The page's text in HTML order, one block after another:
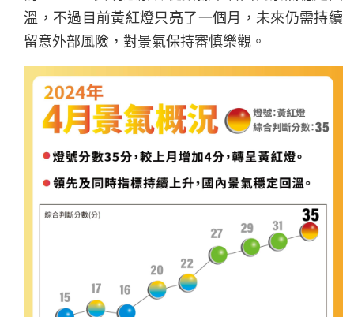
溫，不過目前黃紅燈只亮了一個月，未來仍需持續
留意外部風險，對景氣保持審慎樂觀。